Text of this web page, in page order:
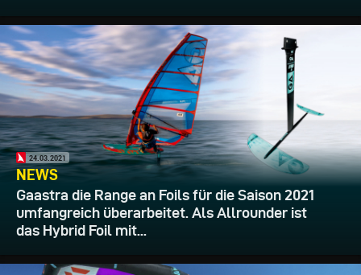
24.03.2021
NEWS
Gaastra die Range an Foils für die Saison 2021
umfangreich überarbeitet. Als Allrounder ist
das Hybrid Foil mit...